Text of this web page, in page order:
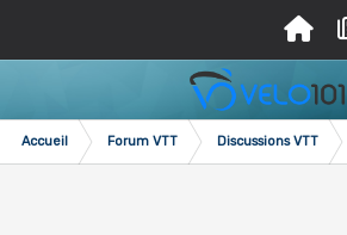
Accueil Forum VTT Discussions VTT